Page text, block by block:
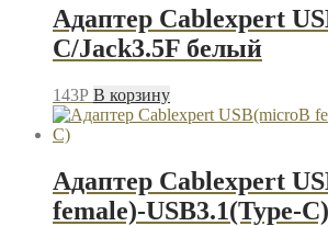
Адаптер Cablexpert
C/Jack3.5F белый
143P В корзину
Адаптер Cablexpert
female)-USB3.1(Type-C)